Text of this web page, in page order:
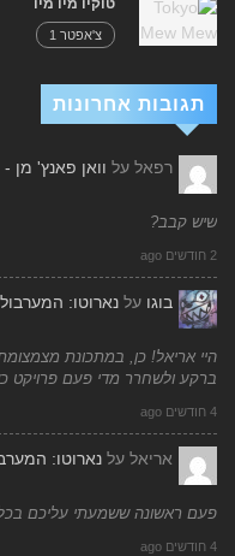
טוקיו מיו מיו
צ'אפטר 1
תגובות אחרונות
רפאל על וואן פאנץ' מן -
שיש קבב?
2 חודשים ago
בוגו על נארוטו:
היי אריאל! כן, במתכונת
ברקע ולשחרר מדי פעם פרויקט
4 חודשים ago
אריאל על נארוטו:
פעם ראשונה ששמעתי עליכם
4 חודשים ago